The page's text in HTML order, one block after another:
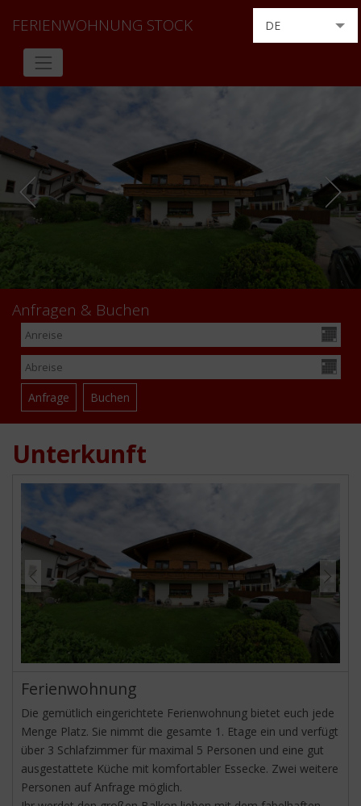
FERIENWOHNUNG STOCK DE
NL
Anfragen & Buchen
Unterkunft
Ferienwohnung
Die gemütlich eingerichtete Ferienwohnung bietet euch jede
Menge Platz. Sie nimmt die gesamte 1. Etage ein und verfügt
über 3 Schlafzimmer für maximal 5 Personen und eine gut
ausgestattete Küche mit komfortabler Essecke. Zwei weitere
Personen auf Anfrage möglich.